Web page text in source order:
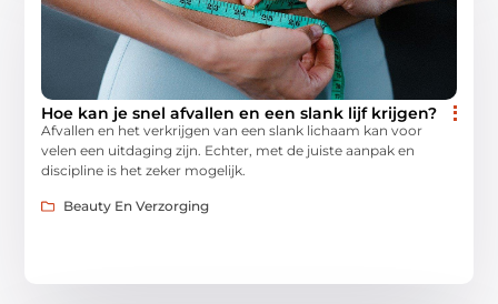
Hoe kan je snel afvallen en een slank lijf krijgen?
Afvallen en het verkrijgen van een slank lichaam kan voor
velen een uitdaging zijn. Echter, met de juiste aanpak en
discipline is het zeker mogelijk.
Beauty En Verzorging